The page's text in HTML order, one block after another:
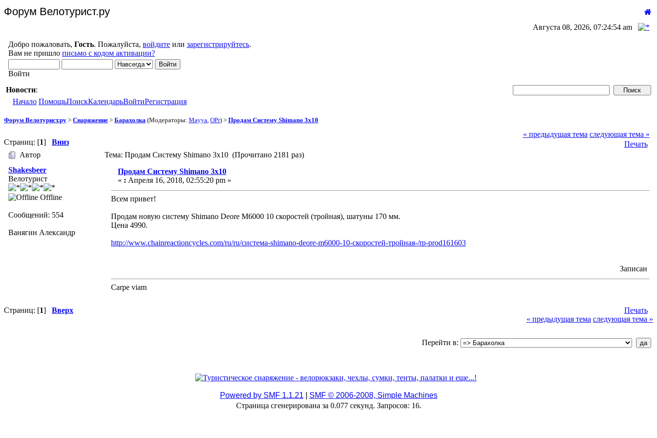
Форум Велотурист.ру
Августа 08, 2026, 07:24:54 am
Добро пожаловать, Гость. Пожалуйста, войдите или зарегистрируйтесь.
Вам не пришло письмо с кодом активации?
Войти
Новости:
Начало ПомощьПоискКалендарьВойтиРегистрация
Форум Велотурист.ру > Снаряжение > Барахолка (Модераторы: Mayya OPr) > Продам Систему Shimano 3x10
Страниц: [1] Вниз
« предыдущая тема следующая тема »
Печать
Автор
Тема: Продам Систему Shimano 3x10 (Прочитано 2181 раз)
Shakesbeer
Велотурист
Offline
Сообщений: 554
Ванягин Александр
Продам Систему Shimano 3x10
« : Апреля 16, 2018, 02:55:20 pm »
Всем привет!
Продам новую систему Shimano Deore M6000 10 скоростей (тройная), шатуны 170 мм.
Цена 4990.
http://www.chainreactioncycles.com/ru/ru/система-shimano-deore-m6000-10-скоростей-тройная-/rp-prod161603
Записан
Carpe viam
Страниц: [1] Вверх
Печать
« предыдущая тема следующая тема »
Перейти в:
Powered by SMF 1.1.21
SMF © 2006-2008, Simple Machines
Страница сгенерирована за 0.077 секунд. Запросов: 16.